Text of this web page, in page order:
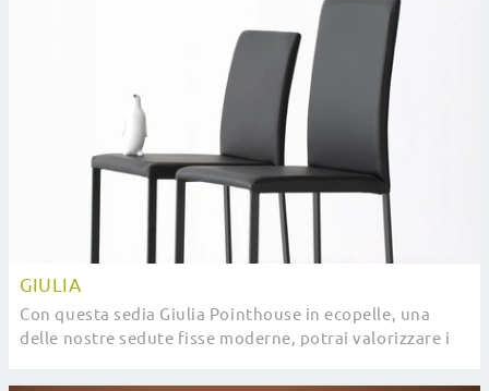
GIULIA
Con questa sedia Giulia Pointhouse in ecopelle, una
delle nostre sedute fisse moderne, potrai valorizzare i